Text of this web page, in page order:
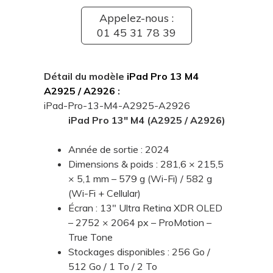
Appelez-nous :
01 45 31 78 39
Détail du modèle iPad Pro 13 M4
A2925 / A2926 :
iPad-Pro-13-M4-A2925-A2926
iPad Pro 13" M4 (A2925 / A2926)
Année de sortie : 2024
Dimensions & poids : 281,6 × 215,5
× 5,1 mm – 579 g (Wi-Fi) / 582 g
(Wi-Fi + Cellular)
Écran : 13" Ultra Retina XDR OLED
– 2752 × 2064 px – ProMotion –
True Tone
Stockages disponibles : 256 Go /
512 Go / 1 To / 2 To